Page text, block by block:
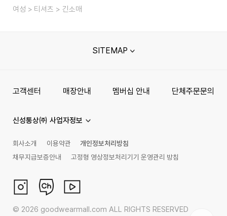
여성 티셔츠 긴소매
SITEMAP
고객센터 매장안내 멤버십 안내 단체주문문의
신성통상㈜ 사업자정보
회사소개 이용약관
개인정보처리방침
채무지급보증안내
고정형 영상정보처리기기 운영관리 방침
© 2026 goodwearmall.com ALL RIGHTS RESERVED